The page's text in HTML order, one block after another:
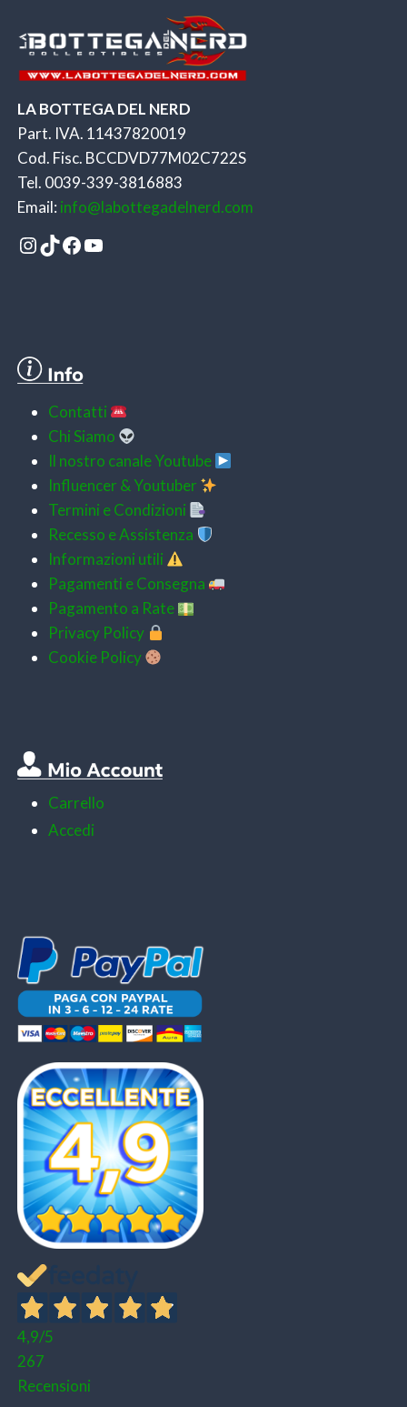
LA BOTTEGA DEL NERD
Part. IVA. 11437820019
Cod. Fisc. BCCDVD77M02C722S
Tel. 0039-339-3816883
Email: info@labottegadelnerd.com
Instagram
TikTok
Facebook
YouTube
Contatti
Chi Siamo
Il nostro canale Youtube
Influencer & Youtuber
Termini e Condizioni
Recesso e Assistenza
Informazioni utili
Pagamenti eConsegna
Pagamento a Rate
Privacy Policy
Cookie Policy
Carrello
Accedi
4,9/5
267
Recensioni